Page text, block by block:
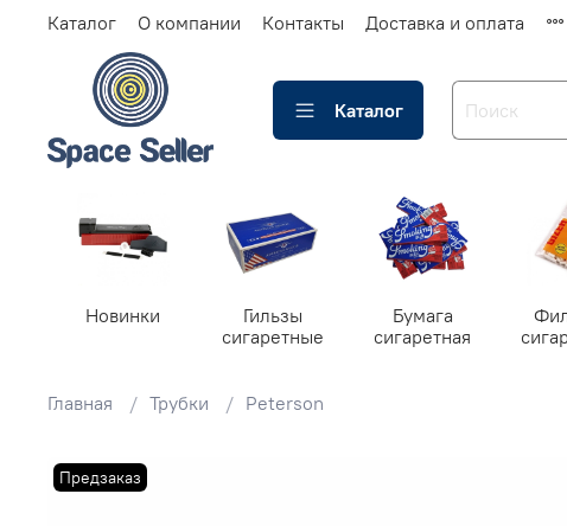
Каталог О компании Контакты Доставка и оплата
Каталог
Новинки
Гильзы
сигаретные
Бумага
сигаретная
Главная Трубки Peterson
Предзаказ